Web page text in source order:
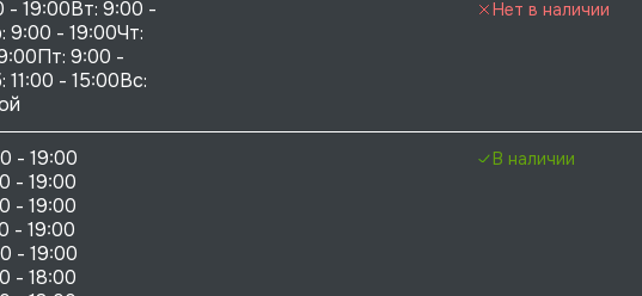
- 19:00Вт: 9:00 -
9:00 - 19:00Чт:
9:00 -
11:00 - 15:00Вс:
Нет в наличии
- 19:00
- 19:00
- 19:00
- 19:00
- 19:00
- 18:00
В наличии